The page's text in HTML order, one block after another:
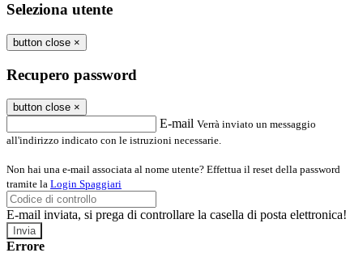
Seleziona utente
button close ×
Recupero password
button close ×
E-mail Verrà inviato un messaggio
all'indirizzo indicato con le istruzioni necessarie.
Non hai una e-mail associata al nome utente? Effettua il reset della password
tramite la Login Spaggiari
E-mail inviata, si prega di controllare la casella di posta elettronica!
Errore